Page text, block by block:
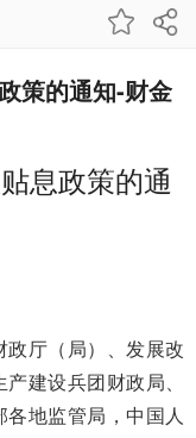
策的通知-财金
息政策的通
政厅（局）、发展改
建设兵团财政局、
地监管局，中国人